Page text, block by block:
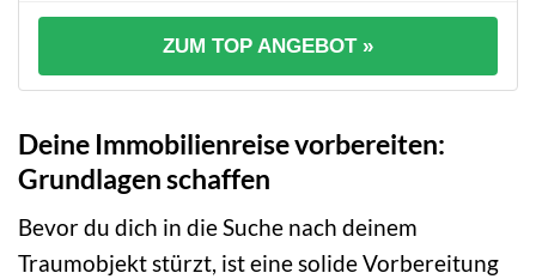
ZUM TOP ANGEBOT »
Deine Immobilienreise vorbereiten:
Grundlagen schaffen
Bevor du dich in die Suche nach deinem
Traumobjekt stürzt, ist eine solide Vorbereitung